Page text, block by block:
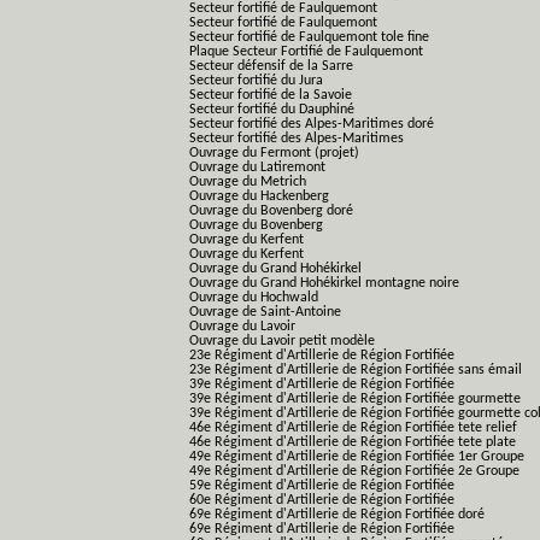
Secteur fortifié de Faulquemont
Secteur fortifié de Faulquemont
Secteur fortifié de Faulquemont tole fine
Plaque Secteur Fortifié de Faulquemont
Secteur défensif de la Sarre
Secteur fortifié du Jura
Secteur fortifié de la Savoie
Secteur fortifié du Dauphiné
Secteur fortifié des Alpes-Maritimes doré
Secteur fortifié des Alpes-Maritimes
Ouvrage du Fermont (projet)
Ouvrage du Latiremont
Ouvrage du Metrich
Ouvrage du Hackenberg
Ouvrage du Bovenberg doré
Ouvrage du Bovenberg
Ouvrage du Kerfent
Ouvrage du Kerfent
Ouvrage du Grand Hohékirkel
Ouvrage du Grand Hohékirkel montagne noire
Ouvrage du Hochwald
Ouvrage de Saint-Antoine
Ouvrage du Lavoir
Ouvrage du Lavoir petit modèle
23e Régiment d'Artillerie de Région Fortifiée
23e Régiment d'Artillerie de Région Fortifiée sans émail
39e Régiment d'Artillerie de Région Fortifiée
39e Régiment d'Artillerie de Région Fortifiée gourmette
39e Régiment d'Artillerie de Région Fortifiée gourmette
46e Régiment d'Artillerie de Région Fortifiée tete relief
46e Régiment d'Artillerie de Région Fortifiée tete plate
49e Régiment d'Artillerie de Région Fortifiée 1er Groupe
49e Régiment d'Artillerie de Région Fortifiée 2e Groupe
59e Régiment d'Artillerie de Région Fortifiée
60e Régiment d'Artillerie de Région Fortifiée
69e Régiment d'Artillerie de Région Fortifiée doré
69e Régiment d'Artillerie de Région Fortifiée